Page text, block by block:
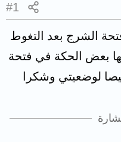
#1
الشرج بعد التغوط
بعض الحكة في فتحة
لوضعيتي وشكرا